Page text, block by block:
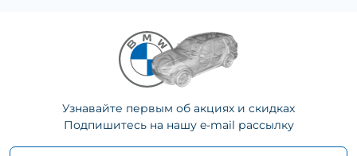
Узнавайте первым об акциях и скидках
Подпишитесь на нашу e-mail рассылку